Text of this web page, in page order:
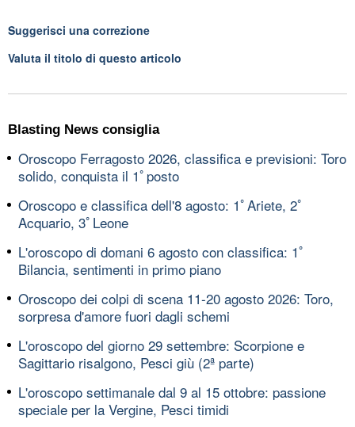
Suggerisci una correzione
Valuta il titolo di questo articolo
Blasting News consiglia
Oroscopo Ferragosto 2026, classifica e previsioni: Toro
solido, conquista il 1ﾟposto
Oroscopo e classifica dell'8 agosto: 1ﾟAriete, 2ﾟ
Acquario, 3ﾟLeone
L'oroscopo di domani 6 agosto con classifica: 1ﾟ
Bilancia, sentimenti in primo piano
Oroscopo dei colpi di scena 11-20 agosto 2026: Toro,
sorpresa d'amore fuori dagli schemi
L'oroscopo del giorno 29 settembre: Scorpione e
Sagittario risalgono, Pesci giù (2ª parte)
L'oroscopo settimanale dal 9 al 15 ottobre: passione
speciale per la Vergine, Pesci timidi